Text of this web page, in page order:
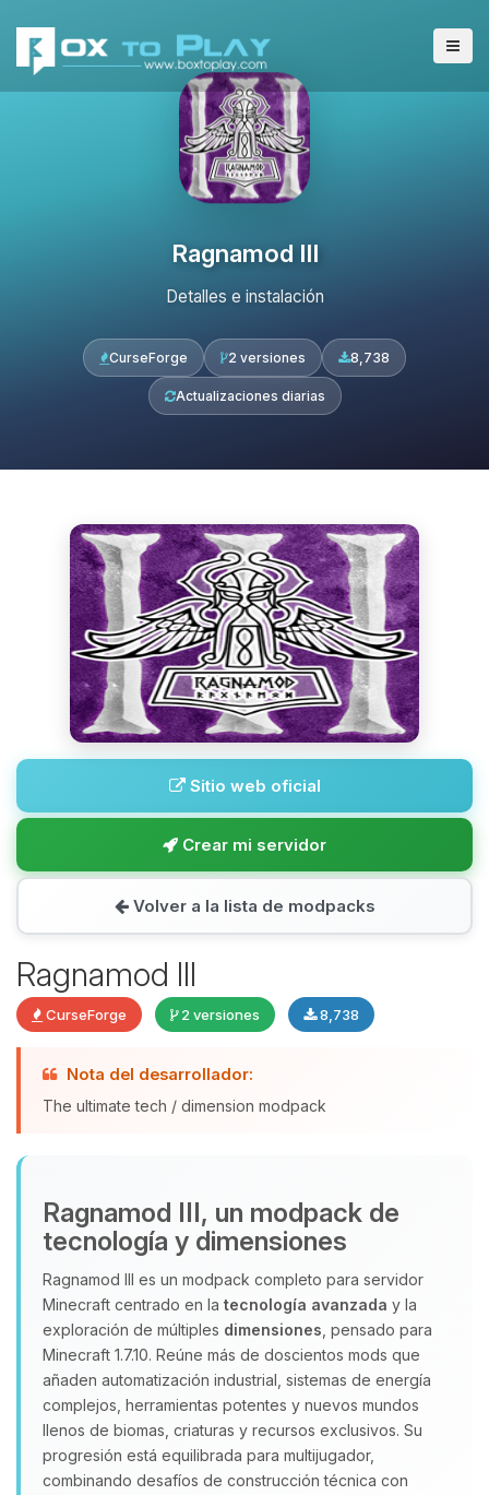
Ragnamod III
Detalles e instalación
CurseForge 2 versiones 8,738
Actualizaciones diarias
Sitio web oficial
Crear mi servidor
Volver a la lista de modpacks
Ragnamod III
CurseForge 2 versiones 8,738
Nota del desarrollador:
The ultimate tech / dimension modpack
Ragnamod III, un modpack de
tecnología y dimensiones
Ragnamod III es un modpack completo para servidor
Minecraft centrado en la tecnología avanzada y la
exploración de múltiples dimensiones , pensado para
Minecraft 1.7.10. Reúne más de doscientos mods que
añaden automatización industrial, sistemas de energía
complejos, herramientas potentes y nuevos mundos
llenos de biomas, criaturas y recursos exclusivos. Su
progresión está equilibrada para multijugador,
combinando desafíos de construcción técnica con
Yupi, por fin alguien con quien
hablar! Soy Choupy, tu pequeno
08/08/2026 11:29